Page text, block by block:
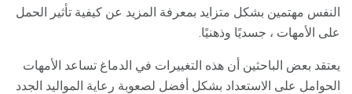
النفس مهتمين بشكل متزايد بمعرفة المزيد عن كيفية تأثير الحمل
على الأمهات ، جسديًا وذهنيًا.
يعتقد بعض الباحثين أن هذه التغييرات في الدماغ تساعد الأمهات
الحوامل على الاستعداد بشكل أفضل لصعوبة رعاية المواليد الجدد